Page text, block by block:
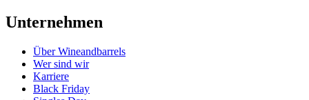
Unternehmen
Über Wineandbarrels
Wer sind wir
Karriere
Black Friday